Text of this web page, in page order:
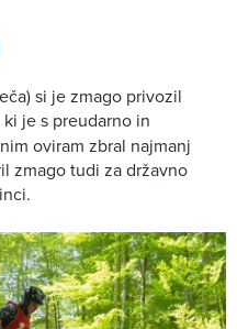
si je zmago privozil
je s preudarno in
oviram zbral najmanj
zmago tudi za državno